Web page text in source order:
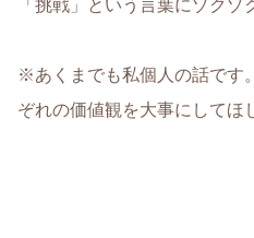
「挑戦」という言葉にゾクゾ
※あくまでも私個人の話です
ぞれの価値観を大事にしてほ